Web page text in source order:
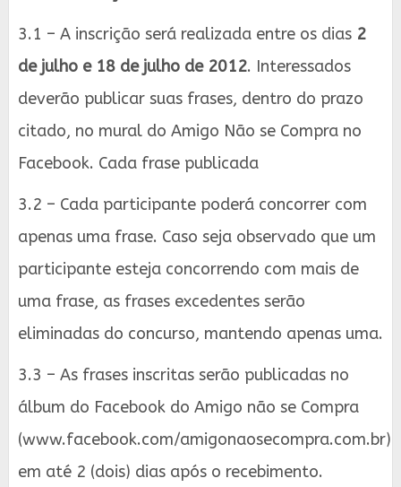
3.1 – A inscrição será realizada entre os dias 2
de julho e 18 de julho de 2012. Interessados
deverão publicar suas frases, dentro do prazo
citado, no mural do Amigo Não se Compra no
Facebook. Cada frase publicada
3.2 – Cada participante poderá concorrer com
apenas uma frase. Caso seja observado que um
participante esteja concorrendo com mais de
uma frase, as frases excedentes serão
eliminadas do concurso, mantendo apenas uma.
3.3 – As frases inscritas serão publicadas no
álbum do Facebook do Amigo não se Compra
(www.facebook.com/amigonaosecompra.com.br)
em até 2 (dois) dias após o recebimento.